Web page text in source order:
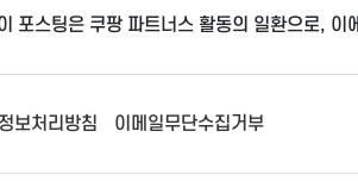
포스팅은 쿠팡 파트너스 활동의 일환으로,
보처리방침 이메일무단수집거부